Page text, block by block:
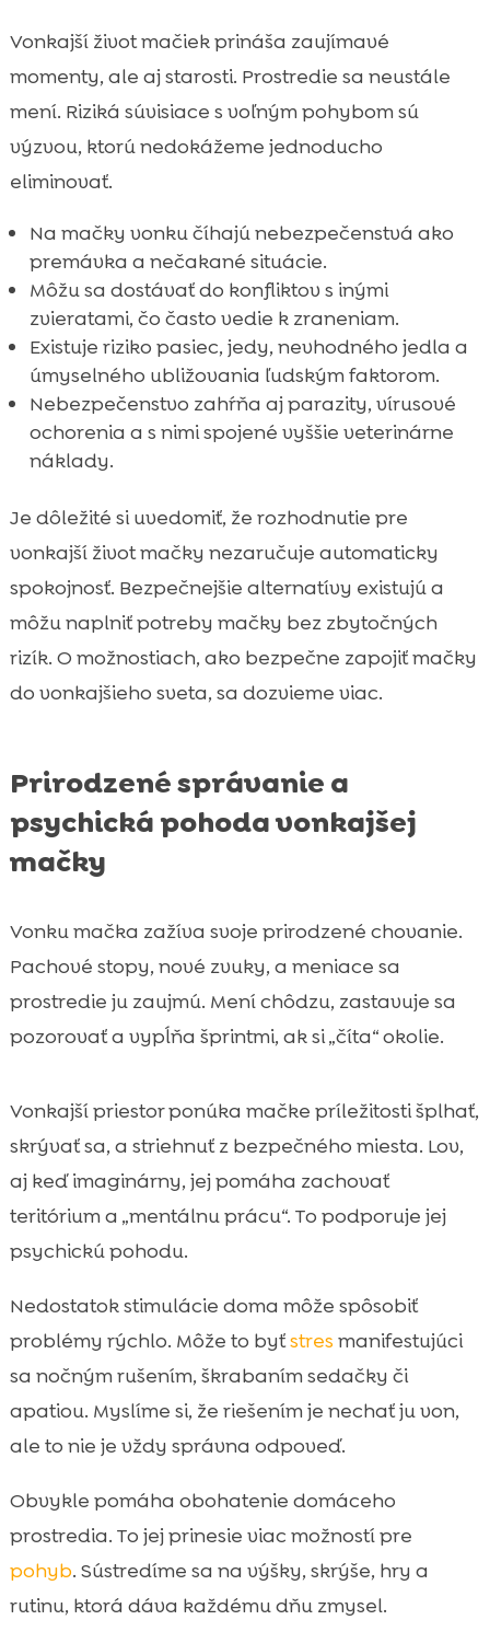
Vonkajší život mačiek prináša zaujímavé
momenty, ale aj starosti. Prostredie sa neustále
mení. Riziká súvisiace s voľným pohybom sú
výzvou, ktorú nedokážeme jednoducho
eliminovať.
Na mačky vonku číhajú nebezpečenstvá ako
premávka a nečakané situácie.
Môžu sa dostávať do konfliktov s inými
zvieratami, čo často vedie k zraneniam.
Existuje riziko pasiec, jedy, nevhodného jedla a
úmyselného ubližovania ľudským faktorom.
Nebezpečenstvo zahŕňa aj parazity, vírusové
ochorenia a s nimi spojené vyššie veterinárne
náklady.
Je dôležité si uvedomiť, že rozhodnutie pre
vonkajší život mačky nezaručuje automaticky
spokojnosť. Bezpečnejšie alternatívy existujú a
môžu naplniť potreby mačky bez zbytočných
rizík. O možnostiach, ako bezpečne zapojiť mačky
do vonkajšieho sveta, sa dozvieme viac.
Prirodzené správanie a
psychická pohoda vonkajšej
mačky
Vonku mačka zažíva svoje prirodzené chovanie.
Pachové stopy, nové zvuky, a meniace sa
prostredie ju zaujmú. Mení chôdzu, zastavuje sa
pozorovať a vypĺňa šprintmi, ak si „číta“ okolie.
Vonkajší priestor ponúka mačke príležitosti šplhať,
skrývať sa, a striehnuť z bezpečného miesta. Lov,
aj keď imaginárny, jej pomáha zachovať
teritórium a „mentálnu prácu“. To podporuje jej
psychickú pohodu.
Nedostatok stimulácie doma môže spôsobiť
problémy rýchlo. Môže to byťstres manifestujúci
sa nočným rušením, škrabaním sedačky či
apatiou. Myslíme si, že riešením je nechať ju von,
ale to nie je vždy správna odpoveď.
Obvykle pomáha obohatenie domáceho
prostredia. To jej prinesie viac možností pre
pohyb. Sústredíme sa na výšky, skrýše, hry a
rutinu, ktorá dáva každému dňu zmysel.